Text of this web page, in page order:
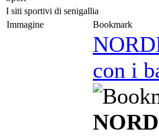
I siti sportivi di senigallia
Immagine
Bookmark
con i